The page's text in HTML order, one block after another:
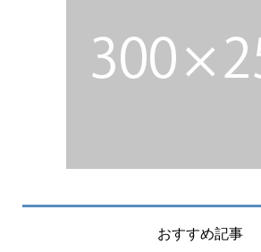
おすすめ記事